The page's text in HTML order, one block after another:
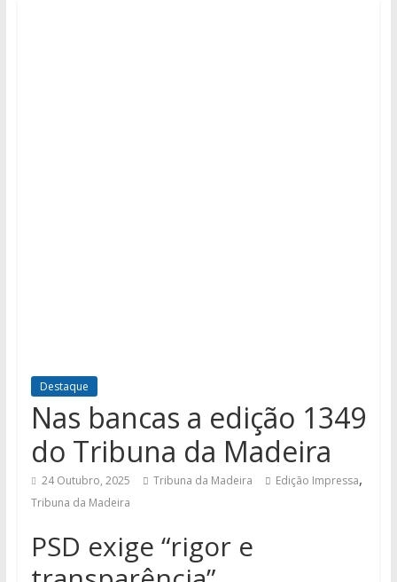
Destaque
Nas bancas a edição 1349
do Tribuna da Madeira
24 Outubro, 2025 Tribuna da Madeira Edição Impressa,
Tribuna da Madeira
PSD exige “rigor e